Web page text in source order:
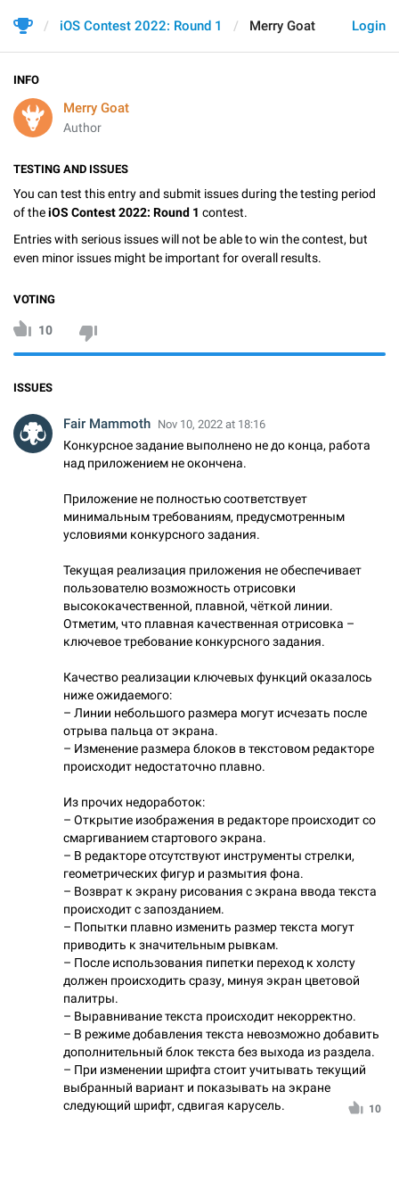
Login
iOS Contest 2022: Round 1 Merry Goat
INFO
Merry Goat
Author
TESTING AND ISSUES
You can test this entry and submit issues during the testing period
of theiOS Contest 2022: Round 1 contest.
Entries with serious issues will not be able to win the contest, but
even minor issues might be important for overall results.
VOTING
10
ISSUES
Fair Mammoth Nov 10, 2022 at 18:16
Конкурсное задание выполнено не до конца, работа
над приложением не окончена.
Приложение не полностью соответствует
минимальным требованиям, предусмотренным
условиями конкурсного задания.
Текущая реализация приложения не обеспечивает
пользователю возможность отрисовки
высококачественной, плавной, чёткой линии.
Отметим, что плавная качественная отрисовка –
ключевое требование конкурсного задания.
Качество реализации ключевых функций оказалось
ниже ожидаемого:
– Линии небольшого размера могут исчезать после
отрыва пальца от экрана.
– Изменение размера блоков в текстовом редакторе
происходит недостаточно плавно.
Из прочих недоработок:
– Открытие изображения в редакторе происходит со
смаргиванием стартового экрана.
– В редакторе отсутствуют инструменты стрелки,
геометрических фигур и размытия фона.
– Возврат к экрану рисования с экрана ввода текста
происходит с запозданием.
– Попытки плавно изменить размер текста могут
приводить к значительным рывкам.
– После использования пипетки переход к холсту
должен происходить сразу, минуя экран цветовой
палитры.
– Выравнивание текста происходит некорректно.
– В режиме добавления текста невозможно добавить
дополнительный блок текста без выхода из раздела.
– При изменении шрифта стоит учитывать текущий
выбранный вариант и показывать на экране
следующий шрифт, сдвигая карусель.
10